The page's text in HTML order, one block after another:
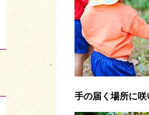
手の届く場所に